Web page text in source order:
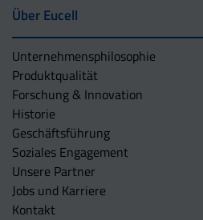
Über Eucell
Unternehmens­philosophie
Produktqualität
Forschung & Innovation
Historie
Geschäftsführung
Soziales Engagement
Unsere Partner
Jobs und Karriere
Kontakt